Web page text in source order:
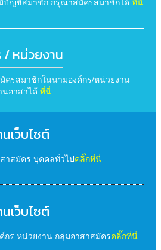
บัญชีสมาชิก กรุณาสมัครสมาชิกได้ ที่นี่
/ หน่วยงาน
ครสมาชิกในนามองค์กร/หน่วยงาน
นอาสาได้ ที่นี่
เว็บไซต์
าสมัคร บุคคลทั่วไปคลิ๊กที่นี่
เว็บไซต์
กร หน่วยงาน กลุ่มอาสาสมัครคลิ๊กที่นี่